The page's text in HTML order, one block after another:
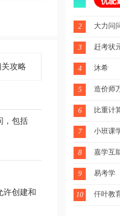
攻略
，包括
许创建和
2 大力问
3 赶考状
4 沐希
5 造价师
6 比重计
7 小班课
8 嘉学互
9 易考学
10 仟叶教